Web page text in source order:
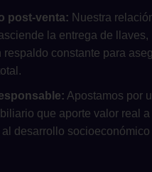
post-venta: Nuestra
la entrega de llaves,
respaldo constante para
Apostamos por
que aporte valor real a
desarrollo socioeconómico